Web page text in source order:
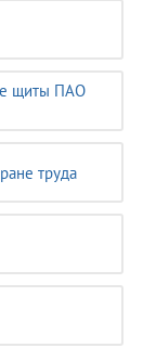
щиты ПАО
труда